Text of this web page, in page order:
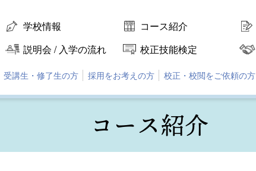
学校情報 コース紹介
説明会 / 入学の流れ
校正技能検定
受講生・修了生の方 採用をお考えの方 校正・校閲をご依頼の方
コース紹介